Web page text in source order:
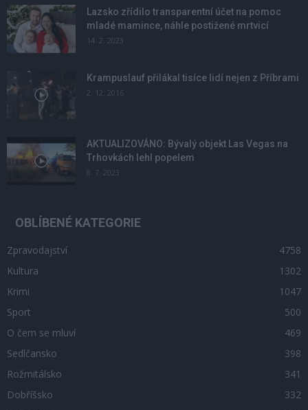
Lazsko zřídilo transparentní účet na pomoc
mladé mamince, náhle postižené mrtvicí
14. 2. 2023
Krampuslauf přilákal tisíce lidí nejen z Příbrami
2. 12. 2016
AKTUALIZOVÁNO: Bývalý objekt Las Vegas na
Trhovkách lehl popelem
8. 7. 2023
OBLÍBENÉ KATEGORIE
Zpravodajství
4758
Kultura
1302
Krimi
1047
Sport
500
O čem se mluví
469
Sedlčansko
398
Rožmitálsko
341
Dobříšsko
332